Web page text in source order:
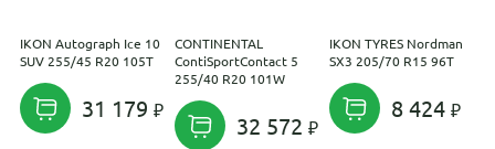
IKON Autograph Ice 10
SUV 255/45 R20 105T
31 179
CONTINENTAL
ContiSportContact 5
255/40 R20 101W
32 572
IKON TYRES Nordman
SX3 205/70 R15 96T
8 424